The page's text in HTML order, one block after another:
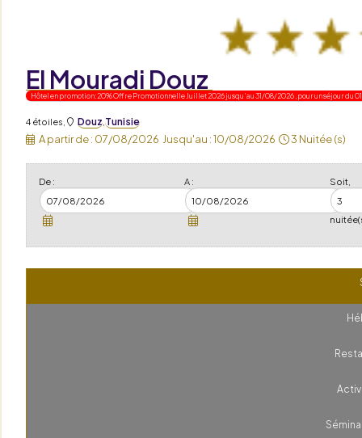
El Mouradi Douz
Hôtel en promotion: 20% Offre Promotionnelle Juillet 2026 jusqu'au 31/08/2026 , pour un séjour du
4 étoiles Douz Tunisie
A partir de : 07/08/2026 Jusqu'au :10/08/2026 3 Nuitée (s)
De : A : Soit,